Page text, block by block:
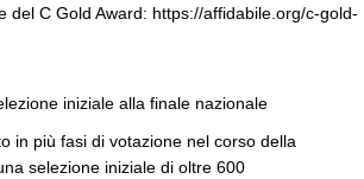
del C Gold Award: https://affidabile.org/c-gold-
iniziale alla finale nazionale
in più fasi di votazione nel corso della
selezione iniziale di oltre 600